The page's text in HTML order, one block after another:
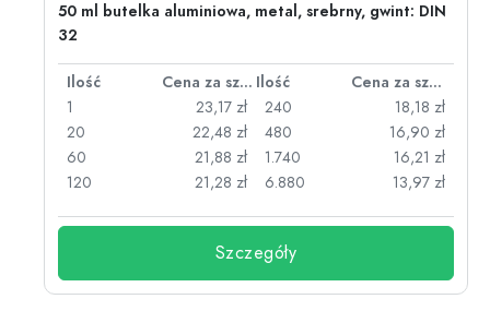
50 ml butelka aluminiowa, metal, srebrny, gwint: DIN
32
Ilość Cena za sztukę Ilość
Cena za sztukę
1
23,17 zł
20
22,48 zł
60
21,88 zł
120
21,28 zł
240
18,18 zł
480
16,90 zł
1.740
16,21 zł
6.880
13,97 zł
Szczegóły